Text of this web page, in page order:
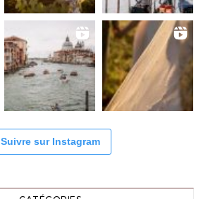
Suivre sur Instagram